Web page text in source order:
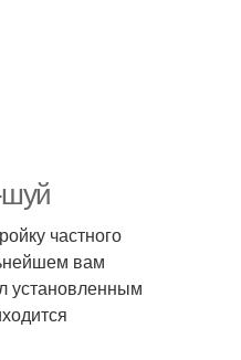
шуй
частного
вам
установленным